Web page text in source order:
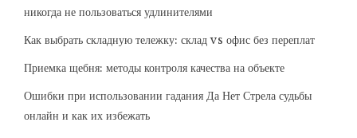
никогда не пользоваться удлинителями
Как выбрать складную тележку: склад vs офис без переплат
Приемка щебня: методы контроля качества на объекте
Ошибки при использовании гадания Да Нет Стрела судьбы
онлайн и как их избежать